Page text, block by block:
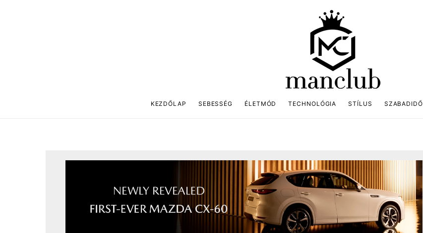
KEZDŐLAP SEBESSÉG ÉLETMÓD TECHNOLÓGIA STÍLUS SZABADIDŐ